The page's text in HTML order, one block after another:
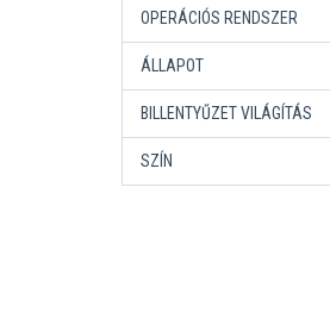
OPERÁCIÓS RENDSZER
ÁLLAPOT
BILLENTYŰZET VILÁGÍTÁS
SZÍN